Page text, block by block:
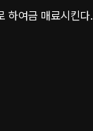
하여금 매료시킨다.